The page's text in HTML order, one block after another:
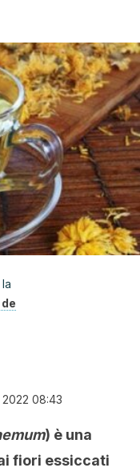
08:43
) è una
fiori essiccati